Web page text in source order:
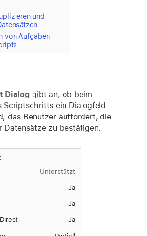
und
von Aufgaben
Dialog gibt an, ob beim
Scriptschritts ein Dialogfeld
das Benutzer auffordert, die
Datensätze zu bestätigen.
Unterstützt
Ja
Ja
Ja